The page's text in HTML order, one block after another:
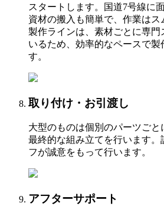
スタートします。国道7号線に
資材の搬入も簡単で、作業はス
製作ラインは、素材ごとに専門
いるため、効率的なペースで製
す。
取り付け・お引渡し
大型のものは個別のパーツごと
最終的な組み立てを行います。
フが誠意をもって行います。
アフターサポート